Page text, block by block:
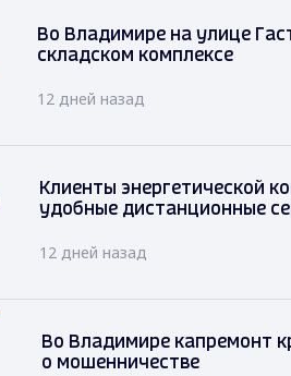
Во Владимире на улице
складском комплексе
12 дней назад
Клиенты энергетической
удобные дистанционные
12 дней назад
Во Владимире капремонт
о мошенничестве